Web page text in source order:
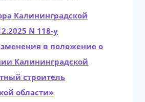
Калининградской
N 118-у
в положение о
Калининградской
строитель
области»